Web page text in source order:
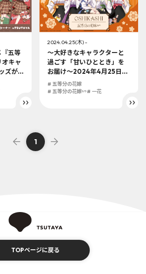
五等
キャ
ズが
年5
決
いグ
2024.04.25(木) -
～大好きなキャラクターと
過ごす「甘いひととき」を
お届け～2024年4月25日
（木）にSHIBUYA TSUTAY
A 6階IP書店にてOSHIKASH
# 五等分の花嫁
# 五等分の花嫁∽# 一花
1
TOPページに戻る